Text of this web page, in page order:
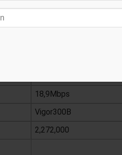
18,9Mbps
Vigor300B
2,272,000